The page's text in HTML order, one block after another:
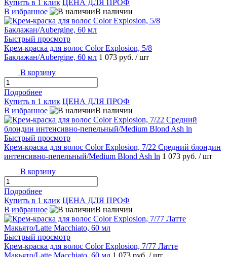
Купить в 1 клик
ЦЕНА ДЛЯ ПРОФ
В избранное
В наличии
Быстрый просмотр
Крем-краска для волос Color Explosion, 5/8
Баклажан/Aubergine, 60 мл 1 073 руб. / шт
В корзину
Подробнее
Купить в 1 клик ЦЕНА ДЛЯ ПРОФ
В избранное
В наличии
Быстрый просмотр
Крем-краска для волос Color Explosion, 7/22 Средний блондин
интенсивно-пепельный/Medium Blond Ash ln 1 073 руб. / шт
В корзину
Подробнее
Купить в 1 клик ЦЕНА ДЛЯ ПРОФ
В избранное
В наличии
Быстрый просмотр
Крем-краска для волос Color Explosion, 7/77 Латте
Макьято/Latte Macchiato, 60 мл 1 073 руб. / шт